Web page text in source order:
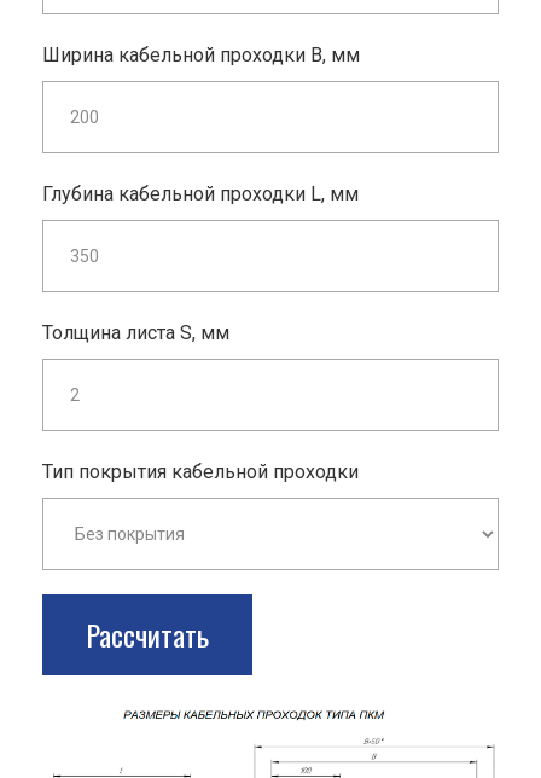
Ширина кабельной проходки B, мм
Глубина кабельной проходки L, мм
Толщина листа S, мм
Тип покрытия кабельной проходки
Рассчитать